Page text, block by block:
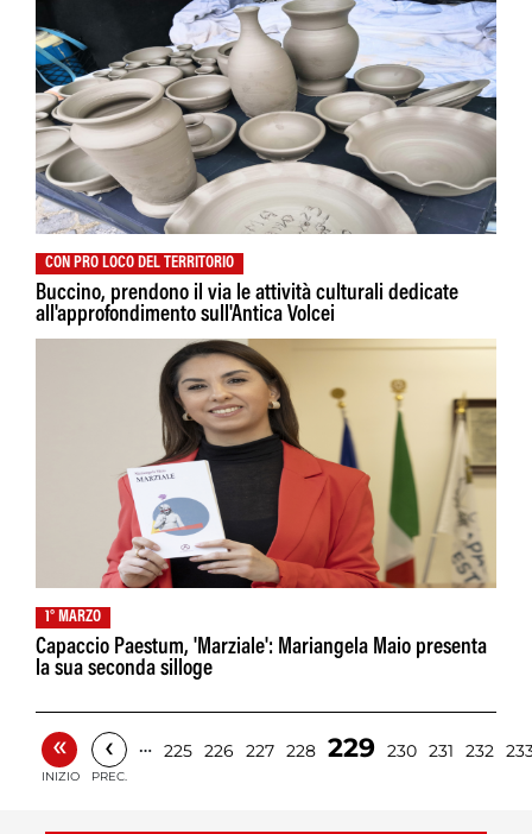
CON PRO LOCO DEL TERRITORIO
Buccino, prendono il via le attività culturali dedicate
all'approfondimento sull'Antica Volcei
1° MARZO
Capaccio Paestum, 'Marziale': Mariangela Maio presenta
la sua seconda silloge
«
INIZIO
‹
PREC.
… 225 226 227 228 229 230 231 232